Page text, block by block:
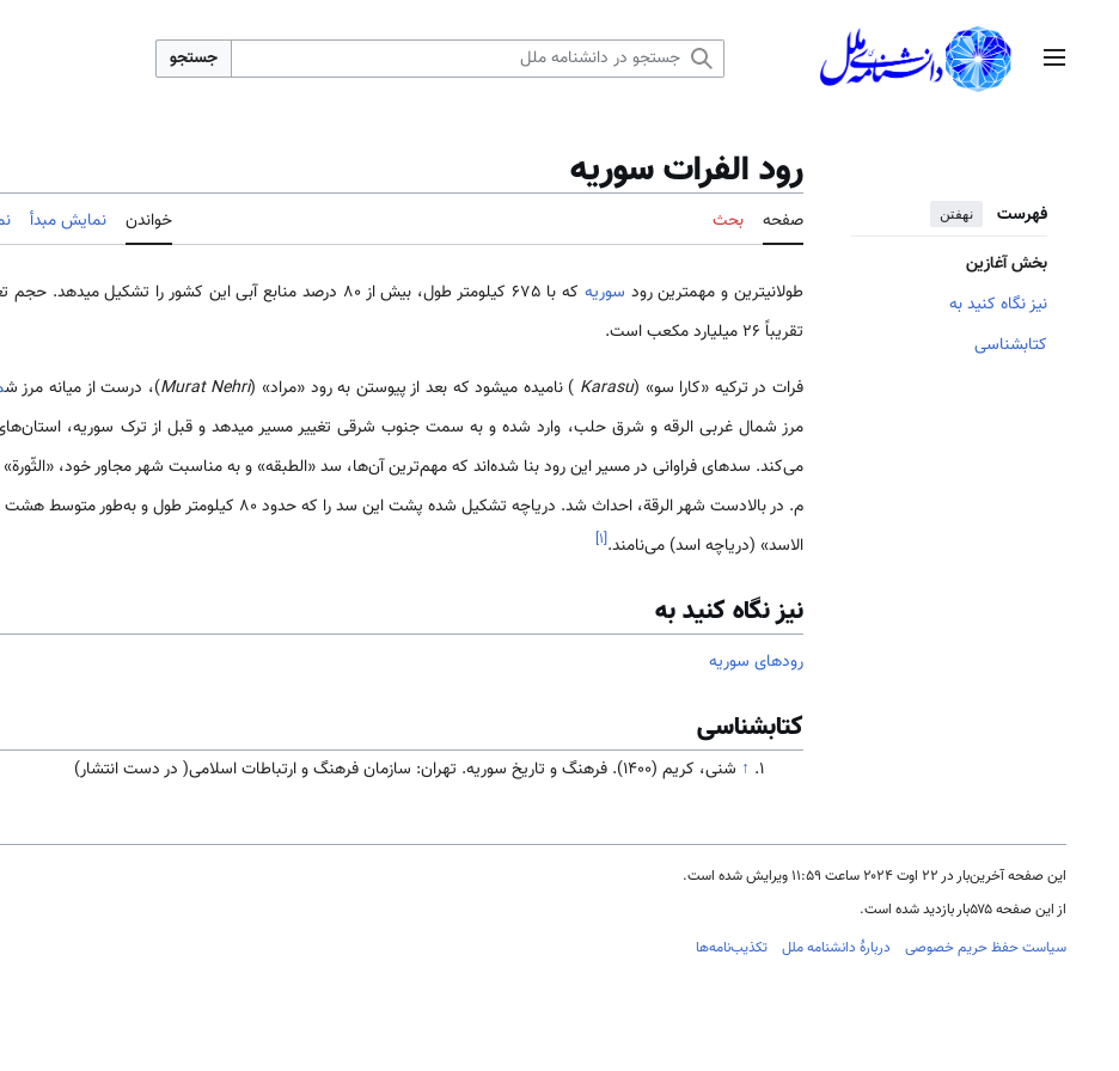
منوی اصلی جستجو
فهرست نهفتن
بخش آغازین
نیز نگاه کنید به
کتابشناسی
رود الفر‌ات سوریه
صفحه بحث خواندن نمایش مبدأ
طولانی­ترین و مهم­ترین رود سوریه
که با 675 کیلومتر طول، بیش از 80 درصد منابع آبی این کشور را تشکیل
تقریباً 26 میلیارد مکعب است.
فرات در ترکیه «کارا سو» (Karasu ) نامیده می­شود که بعد از پیوستن به رود «مراد» (Murat Nehri)، درست از میانه مرز ش
مرز شمال غربی الرقه و شرق حلب، وارد شده و به سمت جنوب شرقی تغییر مسیر می­دهد و قبل از ترک سوریه، استان‌های
م. در بالادست شهر الرقة، احداث شد. دریاچه تشکیل شده پشت این سد را که حدود
الاسد» (دریاچه اسد) می‌نامند.[۱]
نیز نگاه کنید به
رودهای سوریه
کتابشناسی
↑ شنی، کریم (۱۴۰۰). فرهنگ و تاریخ سوریه. تهران: سازمان فرهنگ و ارتباطات اسلامی( در دست انتشار)
این صفحه آخرین‌بار در ‏۲۲ اوت ۲۰۲۴ ساعت ‏۱۱:۵۹ ویرایش شده است.
از این صفحه ۵۷۵بار بازدید شده است.
سیاست حفظ حریم خصوصی
دربارهٔ دانشنامه ملل تکذیب‌نامه‌ها